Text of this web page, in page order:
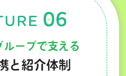
ループで支える
と紹介体制